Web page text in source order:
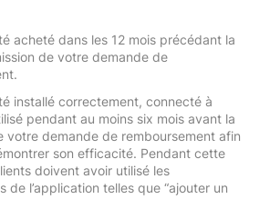
acheté dans les 12 mois précédant la
de votre demande de
installé correctement, connecté à
pendant au moins six mois avant la
votre demande de remboursement afin
son efficacité. Pendant cette
doivent avoir utilisé les
de l’application telles que “ajouter un